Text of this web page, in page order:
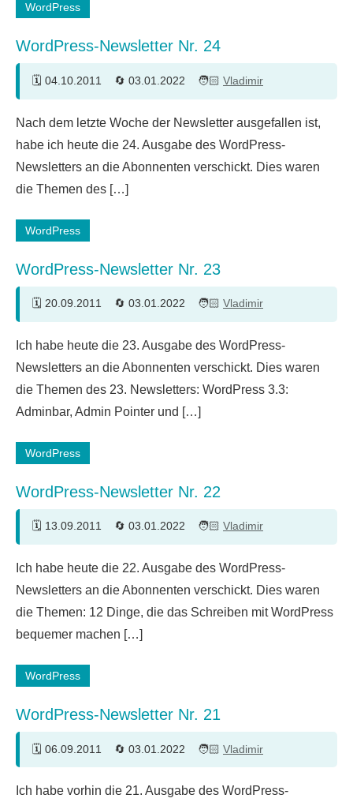
WordPress
WordPress-Newsletter Nr. 24
04.10.2011 03.01.2022 Vladimir
Nach dem letzte Woche der Newsletter ausgefallen ist,
habe ich heute die 24. Ausgabe des WordPress-
Newsletters an die Abonnenten verschickt. Dies waren
die Themen des […]
WordPress
WordPress-Newsletter Nr. 23
20.09.2011 03.01.2022 Vladimir
Ich habe heute die 23. Ausgabe des WordPress-
Newsletters an die Abonnenten verschickt. Dies waren
die Themen des 23. Newsletters: WordPress 3.3:
Adminbar, Admin Pointer und […]
WordPress
WordPress-Newsletter Nr. 22
13.09.2011 03.01.2022 Vladimir
Ich habe heute die 22. Ausgabe des WordPress-
Newsletters an die Abonnenten verschickt. Dies waren
die Themen: 12 Dinge, die das Schreiben mit WordPress
bequemer machen […]
WordPress
WordPress-Newsletter Nr. 21
06.09.2011 03.01.2022 Vladimir
Ich habe vorhin die 21. Ausgabe des WordPress-